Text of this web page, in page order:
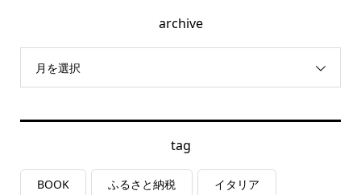
archive
月を選択
tag
BOOK ふるさと納税 イタリア